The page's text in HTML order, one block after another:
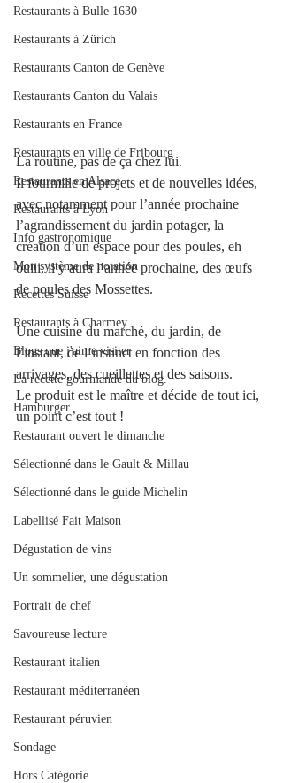
Restaurants à Bulle 1630
Restaurants à Zürich
Restaurants Canton de Genève
Restaurants Canton du Valais
Restaurants en France
Restaurants en ville de Fribourg
Restaurants en Alsace
Restaurants à Lyon
Info gastronomique
Mon système de notation
Recettes Suisse
Restaurants à Charmey
Blogs que j'aime visiter
La recette gourmande du blog.
Hamburger
Restaurant ouvert le dimanche
Sélectionné dans le Gault & Millau
Sélectionné dans le guide Michelin
Labellisé Fait Maison
Dégustation de vins
Un sommelier, une dégustation
Portrait de chef
Savoureuse lecture
Restaurant italien
Restaurant méditerranéen
Restaurant péruvien
Sondage
Hors Catégorie
La routine, pas de ça chez lui.
Il fourmille de projets et de nouvelles idées,
avec notamment pour l’année prochaine
l’agrandissement du jardin potager, la
création d’un espace pour des poules, eh
ouiii, il y aura l’année prochaine, des œufs
de poules des Mossettes.
Une cuisine du marché, du jardin, de
l’instant, de l’instinct en fonction des
arrivages, des cueillettes et des saisons.
Le produit est le maître et décide de tout ici,
un point c’est tout !